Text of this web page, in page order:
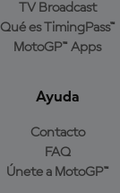
TV Broadcast
Qué es TimingPass™
MotoGP™ Apps
Ayuda
Contacto
FAQ
Únete a MotoGP™